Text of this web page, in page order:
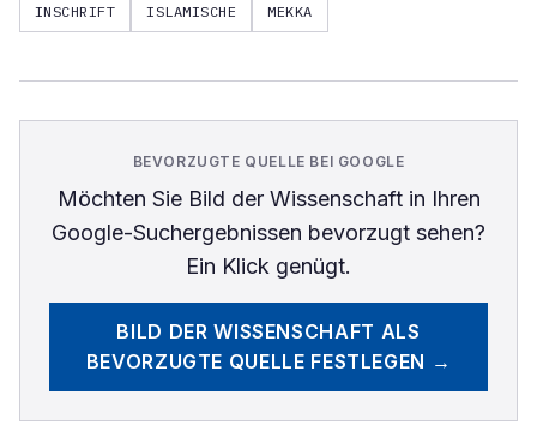
INSCHRIFT ISLAMISCHE MEKKA
BEVORZUGTE QUELLE BEI GOOGLE
Möchten Sie Bild der Wissenschaftin Ihren
Google-Suchergebnissen bevorzugt sehen?
Ein Klick genügt.
BILD DER WISSENSCHAFT ALS
BEVORZUGTE QUELLE FESTLEGEN →